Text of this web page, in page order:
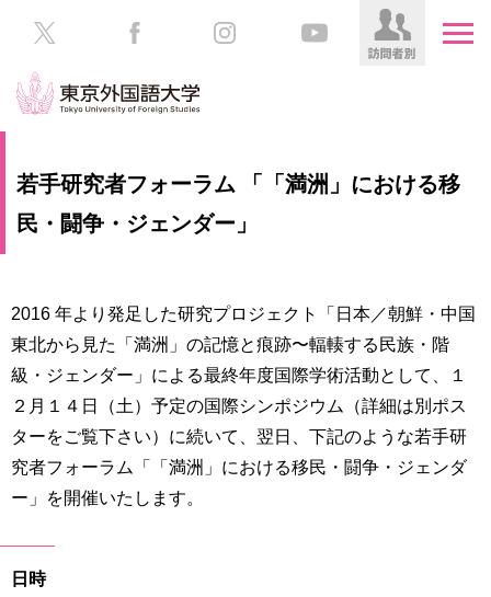
大
学
大
学
院
／
教
育
究
験
生
の
在
学
生
の
方
保
護
者
方
若手研究者フォーラム 「「満洲」における移
民・闘争・ジェンダー」
2016 年より発足した研究プロジェクト「日本／朝鮮・中国
東北から見た「満洲」の記憶と痕跡〜輻輳する民族・階
級・ジェンダー」による最終年度国際学術活動として、１
２月１４日（土）予定の国際シンポジウム（詳細は別ポス
ターをご覧下さい）に続いて、翌日、下記のような若手研
究者フォーラム「「満洲」における移民・闘争・ジェンダ
ー」を開催いたします。
日時